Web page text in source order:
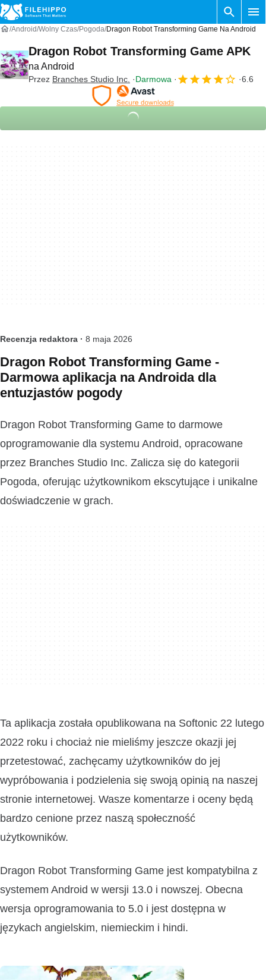
Android Wolny Czas Pogoda Dragon Robot Transforming Game Na Android
Dragon Robot Transforming Game APK
na Android
Przez Branches Studio Inc. Darmowa 6.6
Recenzja redaktora · 8 maja 2026
Dragon Robot Transforming Game -
Darmowa aplikacja na Androida dla
entuzjastów pogody
Dragon Robot Transforming Game to darmowe
oprogramowanie dla systemu Android, opracowane
przez Branches Studio Inc. Zalicza się do kategorii
Pogoda, oferując użytkownikom ekscytujące i unikalne
doświadczenie w grach.
Ta aplikacja została opublikowana na Softonic 22 lutego
2022 roku i chociaż nie mieliśmy jeszcze okazji jej
przetestować, zachęcamy użytkowników do jej
wypróbowania i podzielenia się swoją opinią na naszej
stronie internetowej. Wasze komentarze i oceny będą
bardzo cenione przez naszą społeczność
użytkowników.
Dragon Robot Transforming Game jest kompatybilna z
systemem Android w wersji 13.0 i nowszej. Obecna
wersja oprogramowania to 5.0 i jest dostępna w
językach angielskim, niemieckim i hindi.